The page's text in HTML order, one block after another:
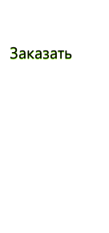
Заказать